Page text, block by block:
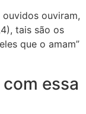
ouvidos ouviram,
tais são os
que o amam”
essa